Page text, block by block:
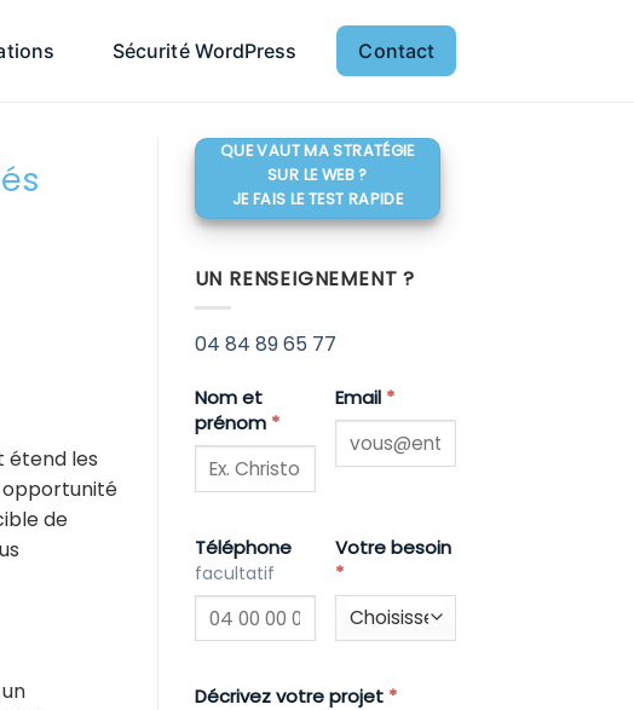
Sécurité WordPress Contact
étend les
opportunité
de
QUE VAUT MA STRATÉGIE
SUR LE WEB ?
JE FAIS LE TEST RAPIDE
UN RENSEIGNEMENT ?
04 84 89 65 77
Nom et
prénom *
Email *
Téléphone
facultatif
Votre besoin
*
Décrivez votre projet *